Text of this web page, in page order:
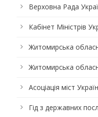
Верховна Рада
Кабінет Міністрів
Житомирська
Житомирська
Асоціація міст
Гід з державних